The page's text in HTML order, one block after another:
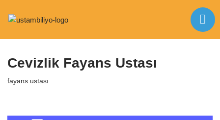
geç
Cevizlik Fayans Ustası
fayans ustası